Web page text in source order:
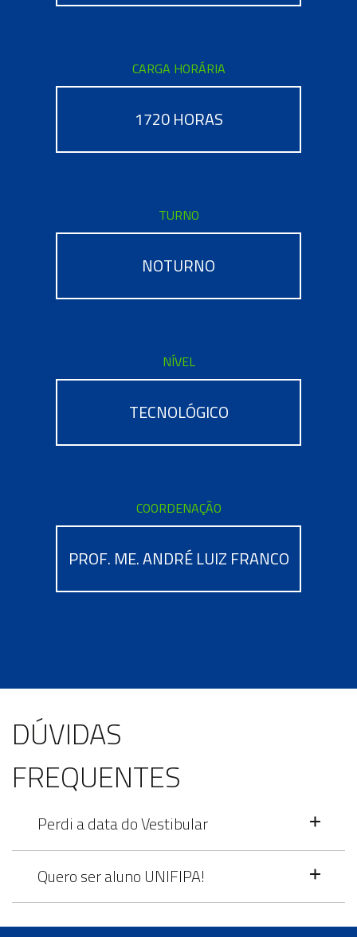
CARGA HORÁRIA
1720 HORAS
TURNO
NOTURNO
NÍVEL
TECNOLÓGICO
COORDENAÇÃO
PROF. ME. ANDRÉ LUIZ FRANCO
DÚVIDAS
FREQUENTES
Perdi a data do Vestibular
Quero ser aluno UNIFIPA!